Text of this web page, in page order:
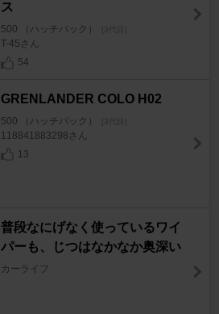
ス
500 （ハッチバック）
T-45さん
54
GRENLANDER COLO H02
500 （ハッチバック） [3代目]
118841883298さん
13
普段なにげなく使っているワイ
パーも、じつはなかなか奥深い
カーライフ